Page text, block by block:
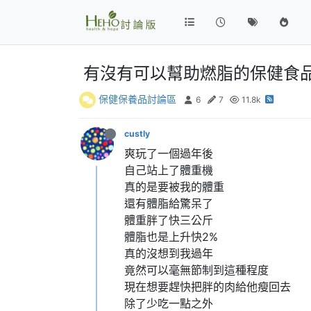
有沒有可以幫助燃脂的保健食
保健保養品討論區 6 7 11.8k
custly
爽玩了一個過年後
自己站上了體重機
真的是要被我的體重
還有體脂給驚呆了
體重胖了快三公斤
體脂也是上升快2%
真的沒想到我過年
竟然可以毫無節制到這種程度
現在想要趕快把胖的肉給他瘦回去
除了少吃一點之外